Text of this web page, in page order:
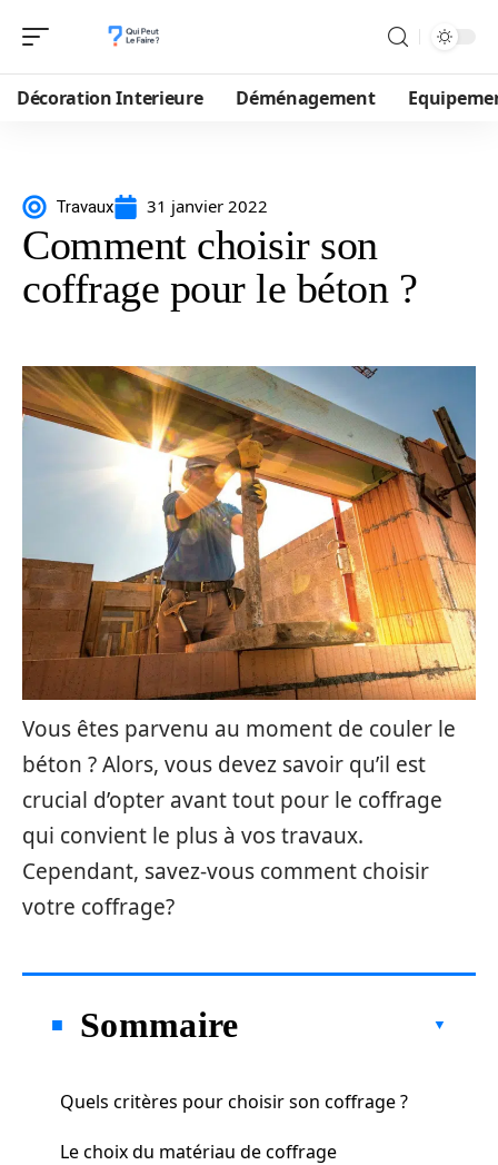
Décoration Interieure Déménagement
Travaux 31 janvier 2022
Comment choisir son
coffrage pour le béton ?
Vous êtes parvenu au moment de couler le
béton ? Alors, vous devez savoir qu’il est
crucial d’opter avant tout pour le coffrage
qui convient le plus à vos travaux.
Cependant, savez-vous comment choisir
votre coffrage?
Sommaire
Quels critères pour choisir son coffrage ?
Le choix du matériau de coffrage